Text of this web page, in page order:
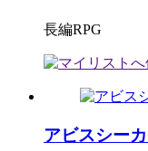
長編RPG
アビスシー